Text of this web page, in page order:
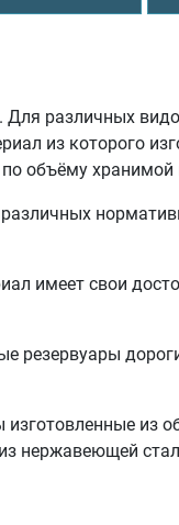
различных
из которого
объёму хранимой
имеет свои
резервуары
из
нержавеющей